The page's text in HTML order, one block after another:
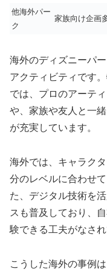
他海外パー
ク
家族向け企画
海外のディズニーパ
アクティビティです
では、プロのアーテ
や、家族や友人と一
が充実しています。
海外では、キャラク
分のレベルに合わせ
た、デジタル技術を
スも普及しており、
験できる工夫がなされ
こうした海外の事例